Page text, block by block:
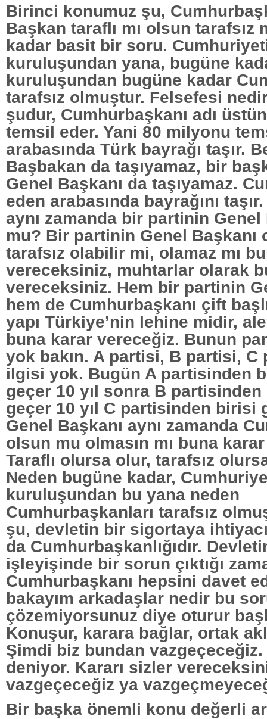
Birinci konumuz şu,
Başkan taraflı mı olsun tarafsız
kadar basit bir soru.
kuruluşundan yana, bugüne
kuruluşundan bugüne kadar
tarafsız olmuştur. Felsefesi
şudur, Cumhurbaşkanı adı
temsil eder. Yani 80 milyonu
arabasında Türk bayrağı taşır.
Başbakan da taşıyamaz, bir
Genel Başkanı da taşıyamaz.
eden arabasında bayrağını
aynı zamanda bir partinin Genel
mu? Bir partinin Genel Başkanı
tarafsız olabilir mi, olamaz mı
vereceksiniz, muhtarlar olarak
vereceksiniz. Hem bir partinin
hem de Cumhurbaşkanı çift
yapı Türkiye’nin lehine midir,
buna karar vereceğiz. Bunun
yok bakın. A partisi, B partisi, C
ilgisi yok. Bugün A partisinden
geçer 10 yıl sonra B
geçer 10 yıl C partisinden birisi
Genel Başkanı aynı zamanda
olsun mu olmasın mı buna
Taraflı olursa olur, tarafsız
Neden bugüne kadar,
kuruluşundan bu yana neden
Cumhurbaşkanları tarafsız
şu, devletin bir sigortaya
da Cumhurbaşkanlığıdır.
işleyişinde bir sorun çıktığı
Cumhurbaşkanı hepsini davet
bakayım arkadaşlar nedir bu
çözemiyorsunuz diye oturur
Konuşur, karara bağlar, ortak
Şimdi biz bundan vazgeçeceğiz.
deniyor. Kararı sizler
vazgeçeceğiz ya
Bir başka önemli konu değerli